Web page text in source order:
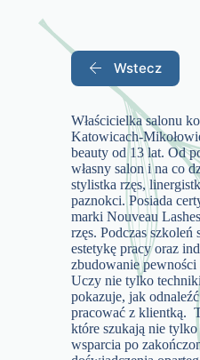
Wstecz
Właścicielka salonu
Katowicach-
beauty od 13 lat. Od
własny salon i na co
stylistka rzęs,
paznokci. Posiada
marki Nouveau
rzęs. Podczas szkoleń
estetykę pracy oraz
zbudowanie
Uczy nie tylko
pokazuje, jak
pracować z klientką.
które szukają nie
wsparcia po